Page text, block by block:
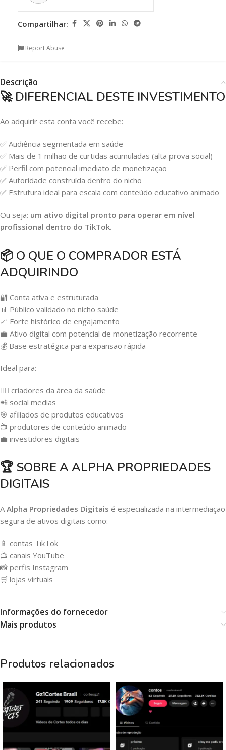
Compartilhar:
Report Abuse
Descrição
🚀 DIFERENCIAL DESTE INVESTIMENTO
Ao adquirir esta conta você recebe:
✅ Audiência segmentada em saúde
✅ Mais de 1 milhão de curtidas acumuladas (alta prova social)
✅ Perfil com potencial imediato de monetização
✅ Autoridade construída dentro do nicho
✅ Estrutura ideal para escala com conteúdo educativo animado
Ou seja: um ativo digital pronto para operar em nível
profissional dentro do TikTok.
📦 O QUE O COMPRADOR ESTÁ
ADQUIRINDO
🔐 Conta ativa e estruturada
📊 Público validado no nicho saúde
📈 Forte histórico de engajamento
💼 Ativo digital com potencial de monetização recorrente
💰 Base estratégica para expansão rápida
Ideal para:
👨‍⚕️ criadores da área da saúde
📲 social medias
🎯 afiliados de produtos educativos
📺 produtores de conteúdo animado
💼 investidores digitais
🏆 SOBRE A ALPHA PROPRIEDADES
DIGITAIS
AAlpha Propriedades Digitais é especializada na intermediação
segura de ativos digitais como:
📱 contas TikTok
📺 canais YouTube
📸 perfis Instagram
🛒 lojas virtuais
Informações do fornecedor
Mais produtos
Produtos relacionados